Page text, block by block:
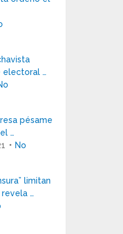
electoral …
pésame
…
No
limitan
…